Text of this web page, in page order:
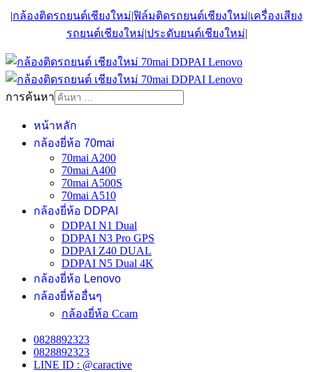
|กล้องติดรถยนต์เชียงใหม่|ฟิล์มติดรถยนต์เชียงใหม่|เครื่องเสียง
รถยนต์เชียงใหม่|ประดับยนต์เชียงใหม่|
การค้นหา
หน้าหลัก
กล้องยี่ห้อ 70mai
70mai A200
70mai A400
70mai A500S
70mai A510
กล้องยี่ห้อ DDPAI
DDPAI N1 Dual
DDPAI N3 Pro GPS
DDPAI Z40 DUAL
DDPAI N5 Dual 4K
กล้องยี่ห้อ Lenovo
กล้องยี่ห้ออื่นๆ
กล้องยี่ห้อ Ccam
0828892323
0828892323
LINE ID : @caractive